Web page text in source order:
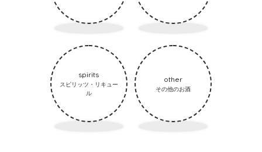
spirits
スピリッツ・リキュー
ル
other
その他のお酒